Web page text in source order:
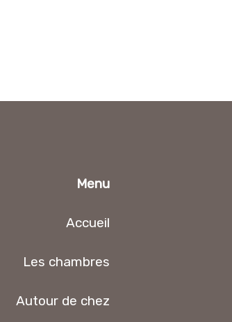
Menu
Accueil
Les chambres
Autour de chez